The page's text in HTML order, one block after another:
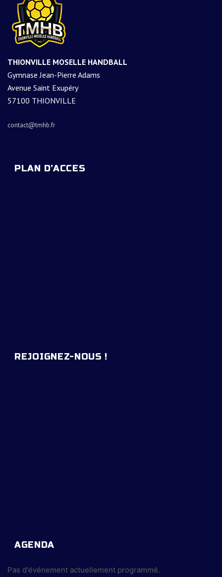
THIONVILLE MOSELLE HANDBALL
Gymnase Jean-Pierre Adams
Avenue Saint Exupéry
57100 THIONVILLE
contact@tmhb.fr
PLAN D’ACCES
REJOIGNEZ-NOUS !
AGENDA
Pas d'événement actuellement programmé.